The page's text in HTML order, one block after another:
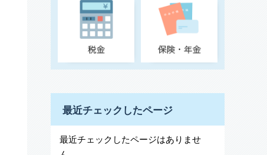
最近チェックしたページ
最近チェックしたページはありませ